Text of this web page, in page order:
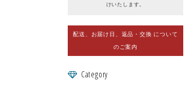
けいたします。
配送、お届け日、返品・交換 について
のご案内
Category